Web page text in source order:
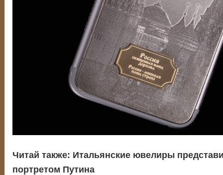
Читай также: Итальянские ювелиры
портретом Путина